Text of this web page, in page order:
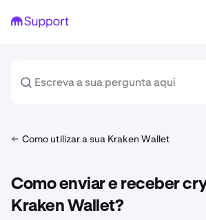
Como utilizar a sua Kraken Wallet
Como enviar e receber
Kraken Wallet?